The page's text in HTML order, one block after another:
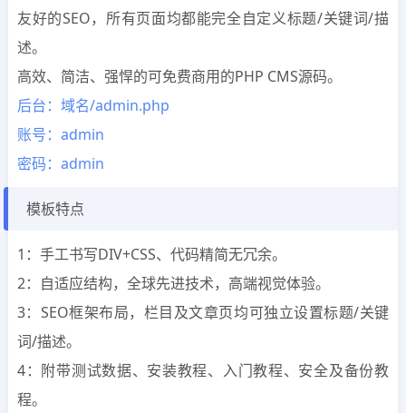
友好的SEO，所有页面均都能完全自定义标题/关键词/描
述。
高效、简洁、强悍的可免费商用的PHP CMS源码。
后台：域名/admin.php
账号：admin
密码：admin
模板特点
1：手工书写DIV+CSS、代码精简无冗余。
2：自适应结构，全球先进技术，高端视觉体验。
3：SEO框架布局，栏目及文章页均可独立设置标题/关键
词/描述。
4：附带测试数据、安装教程、入门教程、安全及备份教
程。